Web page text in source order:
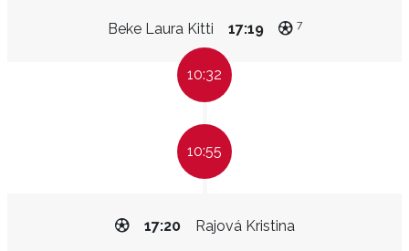
Beke Laura Kitti 17:19 7
10:32
10:55
Rajová Kristina
17:20